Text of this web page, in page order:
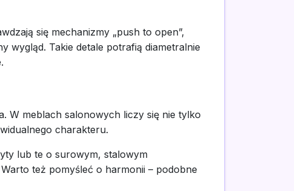
się mechanizmy „push to open”,
wygląd. Takie detale potrafią diametralnie
W meblach salonowych liczy się nie tylko
charakteru.
lub te o surowym, stalowym
też pomyśleć o harmonii – podobne